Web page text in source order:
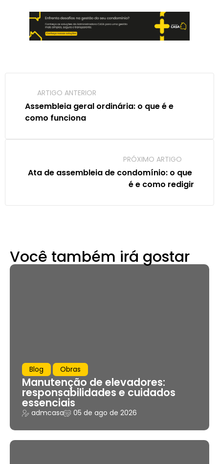
ARTIGO ANTERIOR
Assembleia geral ordinária: o que é e
como funciona
PRÓXIMO ARTIGO
Ata de assembleia de condomínio: o que
é e como redigir
Você também irá gostar
Blog Obras
Manutenção de elevadores:
responsabilidades e cuidados
essenciais
admcasa 05 de ago de 2026